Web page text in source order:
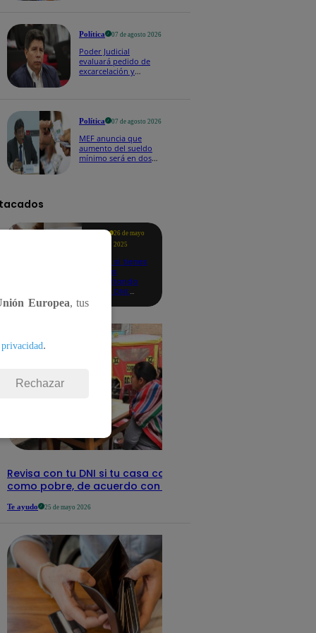
Política 07 de agosto 2026
Poder Judicial
evaluará pedido de
excarcelación y
Política 07 de agosto 2026
MEF anuncia que
aumento del sueldo
mínimo será en dos
Te
26 de mayo
2025
Revisa si tienes
deudas
consultando
con tu DNI:
aquí los
Revisa con tu DNI si tu casa califica
como pobre, de acuerdo con el Sisfoh
Te ayudo 25 de mayo 2026
Europea, tus
.
Rechazar